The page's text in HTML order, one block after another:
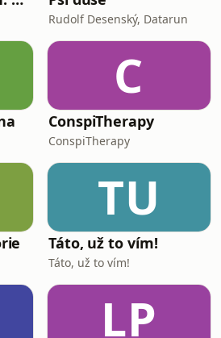
Rudolf Desenský, Datarun
C
ConspiTherapy
ConspiTherapy
TU
Táto, už to vím!
Táto, už to vím!
LP